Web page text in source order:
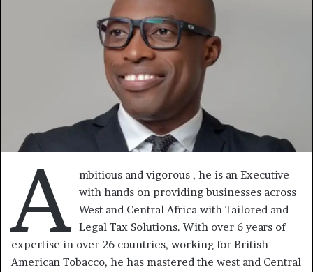
A
mbitious and vigorous , he is an Executive
with hands on providing businesses across
West and Central Africa with Tailored and
Legal Tax Solutions. With over 6 years of
expertise in over 26 countries, working for British
American Tobacco, he has mastered the west and Central